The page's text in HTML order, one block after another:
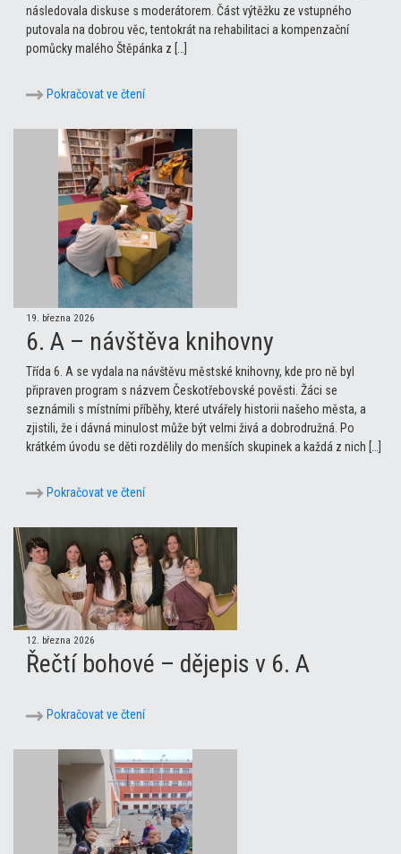
následovala diskuse s moderátorem. Část výtěžku ze vstupného
putovala na dobrou věc, tentokrát na rehabilitaci a kompenzační
pomůcky malého Štěpánka z […]
Pokračovat ve čtení
19. března 2026
6. A – návštěva knihovny
Třída 6. A se vydala na návštěvu městské knihovny, kde pro ně byl
připraven program s názvem Českotřebovské pověsti. Žáci se
seznámili s místními příběhy, které utvářely historii našeho města, a
zjistili, že i dávná minulost může být velmi živá a dobrodružná. Po
krátkém úvodu se děti rozdělily do menších skupinek a každá z nich […]
Pokračovat ve čtení
12. března 2026
Řečtí bohové – dějepis v 6. A
Pokračovat ve čtení